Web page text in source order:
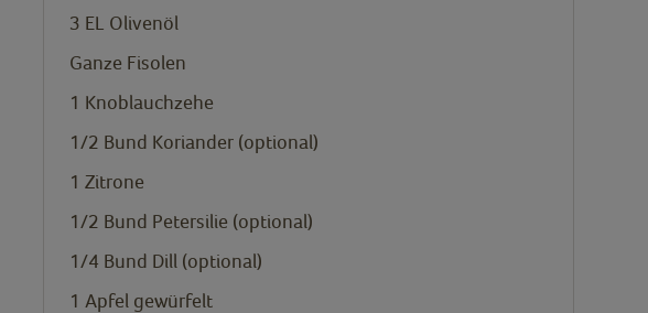
3 EL Olivenöl
Ganze Fisolen
1 Knoblauchzehe
1/2 Bund Koriander (optional)
1 Zitrone
1/2 Bund Petersilie (optional)
1/4 Bund Dill (optional)
1 Apfel gewürfelt